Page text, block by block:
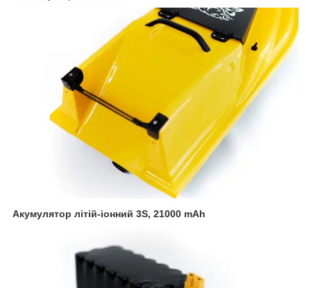
Акумулятор літій-іонний 3S, 21000 mAh